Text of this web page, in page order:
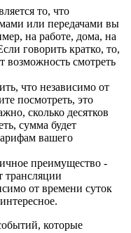
то, что
или передачами вы
на работе, дома, на
говорить кратко, то,
возможность смотреть
что независимо от
посмотреть, это
сколько десятков
сумма будет
вашего
преимущество -
трансляции
от времени суток
которые